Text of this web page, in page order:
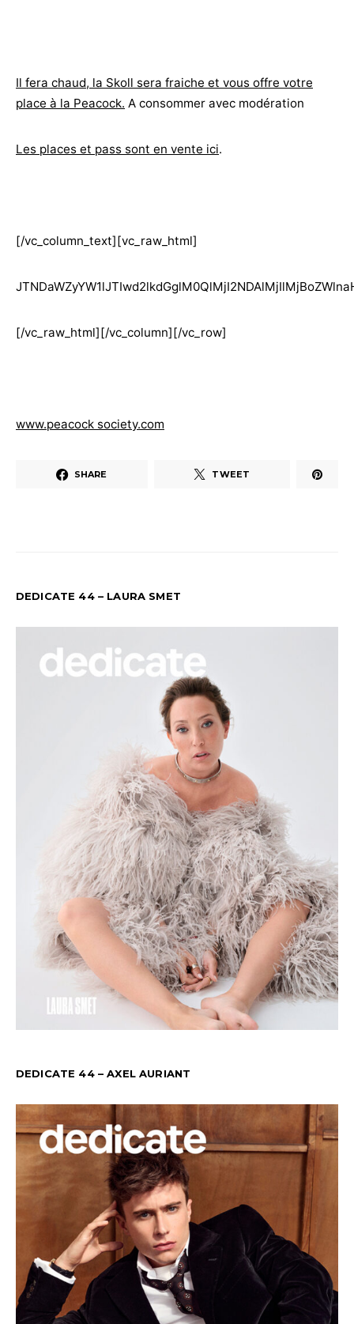
Il fera chaud, la Skoll sera fraiche et vous offre votre
place à la Peacock. A consommer avec modération
Les places et pass sont en vente ici.
[/vc_column_text][vc_raw_html]
[/vc_raw_html][/vc_column][/vc_row]
www.peacock society.com
SHARE TWEET
DEDICATE 44 – LAURA SMET
DEDICATE 44 – AXEL AURIANT